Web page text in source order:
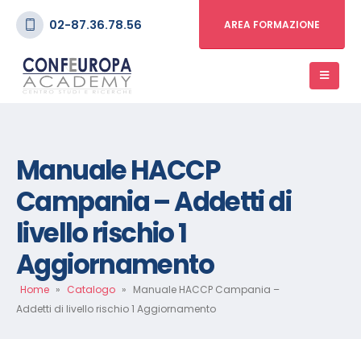
02-87.36.78.56 AREA FORMAZIONE
Manuale HACCP
Campania – Addetti di
livello rischio 1
Aggiornamento
Home » Catalogo » Manuale HACCP Campania –
Addetti di livello rischio 1 Aggiornamento